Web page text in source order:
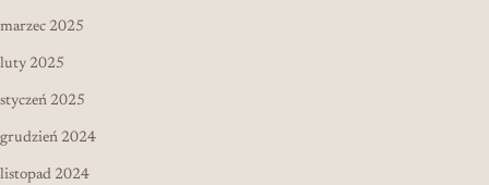
marzec 2025
luty 2025
styczeń 2025
grudzień 2024
listopad 2024